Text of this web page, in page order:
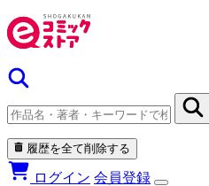
履歴を全て削除する
ログイン 会員登録